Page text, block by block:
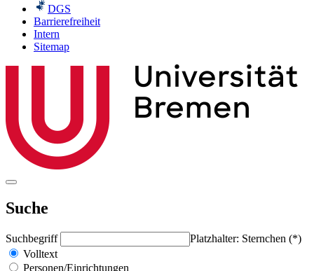
DGS
Barrierefreiheit
Intern
Sitemap
Suche
Suchbegriff
Platzhalter: Sternchen (*)
Volltext
Personen/Einrichtungen